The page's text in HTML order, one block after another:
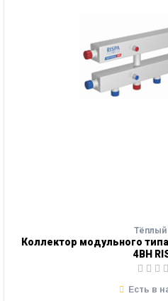
Тёплый
Коллектор модульного
4ВН
Есть в